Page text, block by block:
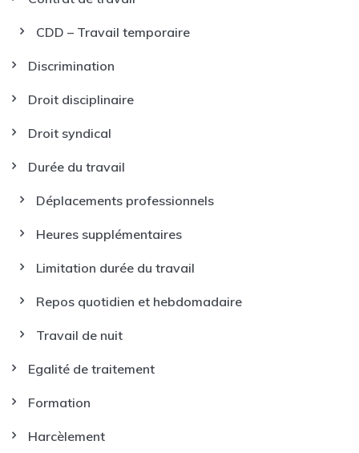
CDD – Travail temporaire
Discrimination
Droit disciplinaire
Droit syndical
Durée du travail
Déplacements professionnels
Heures supplémentaires
Limitation durée du travail
Repos quotidien et hebdomadaire
Travail de nuit
Egalité de traitement
Formation
Harcèlement